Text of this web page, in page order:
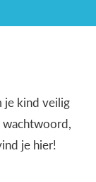
je kind veilig
wachtwoord,
je hier!